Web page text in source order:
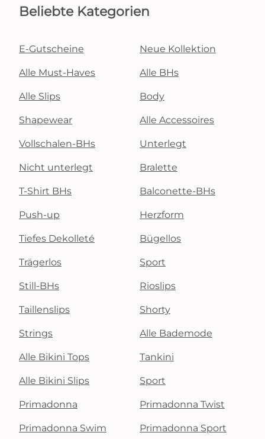
Beliebte Kategorien
E-Gutscheine Neue Kollektion
Alle Must-Haves Alle BHs
Alle Slips Body
Shapewear Alle Accessoires
Vollschalen-BHs Unterlegt
Nicht unterlegt Bralette
T-Shirt BHs Balconette-BHs
Push-up Herzform
Tiefes Dekolleté Bügellos
Trägerlos Sport
Still-BHs Rioslips
Taillenslips Shorty
Strings Alle Bademode
Alle Bikini Tops Tankini
Alle Bikini Slips Sport
Primadonna Primadonna Twist
Primadonna Swim Primadonna Sport